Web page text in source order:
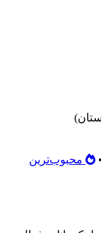
• محبوب‌ترین